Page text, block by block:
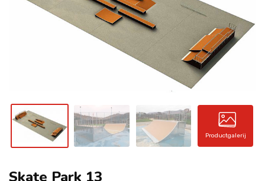
CONTACT
Productgalerij
Skate Park 13